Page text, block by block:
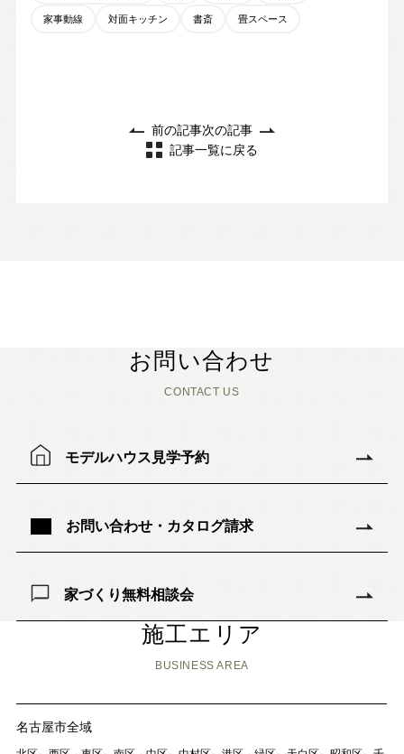
家事動線 対面キッチン 書斎 畳スペース
前の記事
記事一覧に戻る
次の記事
お問い合わせ
CONTACT US
モデルハウス見学予約
お問い合わせ・カタログ請求
家づくり無料相談会
施工エリア
BUSINESS AREA
名古屋市全域